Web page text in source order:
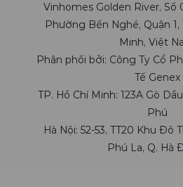
Vinhomes Golden River, Số
Phường Bến Nghé, Quận 1,
Minh, Việt
Phân phối bởi: Công Ty Cổ
Tế Genex
TP. Hồ Chí Minh: 123A Gò
Phú
Hà Nội: 52-53, TT20 Khu Đô
Phú La, Q. Hà